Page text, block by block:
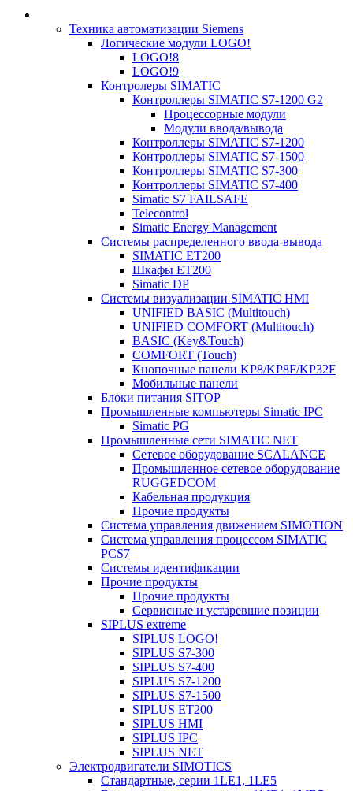
Техника автоматизации Siemens
Логические модули LOGO!
LOGO!8
LOGO!9
Контролеры SIMATIC
Контроллеры SIMATIC S7-1200 G2
Процессорные модули
Модули ввода/вывода
Контроллеры SIMATIC S7-1200
Контроллеры SIMATIC S7-1500
Контроллеры SIMATIC S7-300
Контроллеры SIMATIC S7-400
Simatic S7 FAILSAFE
Telecontrol
Simatic Energy Management
Системы распределенного ввода-вывода
SIMATIC ET200
Шкафы ET200
Simatic DP
Системы визуализации SIMATIC HMI
UNIFIED BASIC (Multitouch)
UNIFIED COMFORT (Multitouch)
BASIC (Key&Touch)
COMFORT (Touch)
Кнопочные панели KP8/KP8F/KP32F
Мобильные панели
Блоки питания SITOP
Промышленные компьютеры Simatic IPC
Simatic PG
Промышленные сети SIMATIC NET
Сетевое оборудование SCALANCE
Промышленное сетевое оборудование
RUGGEDCOM
Кабельная продукция
Прочие продукты
Система управления движением SIMOTION
Система управления процессом SIMATIC
PCS7
Системы идентификации
Прочие продукты
Прочие продукты
Сервисные и устаревшие позиции
SIPLUS extreme
SIPLUS LOGO!
SIPLUS S7-300
SIPLUS S7-400
SIPLUS S7-1200
SIPLUS S7-1500
SIPLUS ET200
SIPLUS HMI
SIPLUS IPC
SIPLUS NET
Электродвигатели SIMOTICS
Стандартные, серии 1LE1, 1LE5